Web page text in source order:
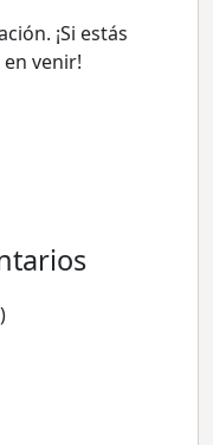
¡Si estás
venir!
)